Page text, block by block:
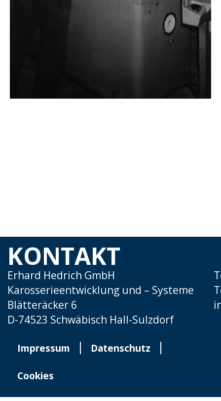
KONTAKT
Erhard Hedrich GmbH
Karosserieentwicklung und – Systeme
Blätteräcker 6
D-74523 Schwäbisch Hall-Sulzdorf
Impressum Datenschutz
Cookies